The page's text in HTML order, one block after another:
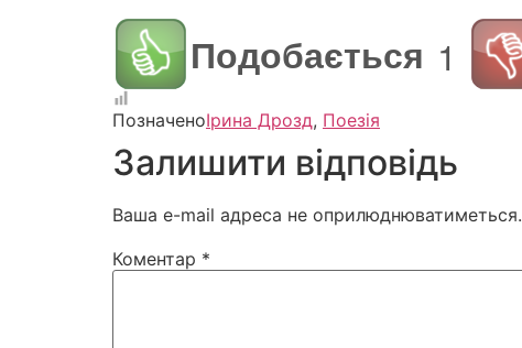
Подобається 1
ПозначеноІрина Дрозд, Поезія
Залишити відповідь
Ваша e-mail адреса не оприлюднюватиметься.
Коментар *